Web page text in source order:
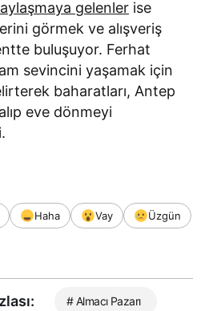
gelenler ise
görmek ve alışveriş
buluşuyor. Ferhat
sevincini yaşamak için
baharatları, Antep
alıp eve dönmeyi
Haha Vay
Üzgün
# Almacı Pazarı